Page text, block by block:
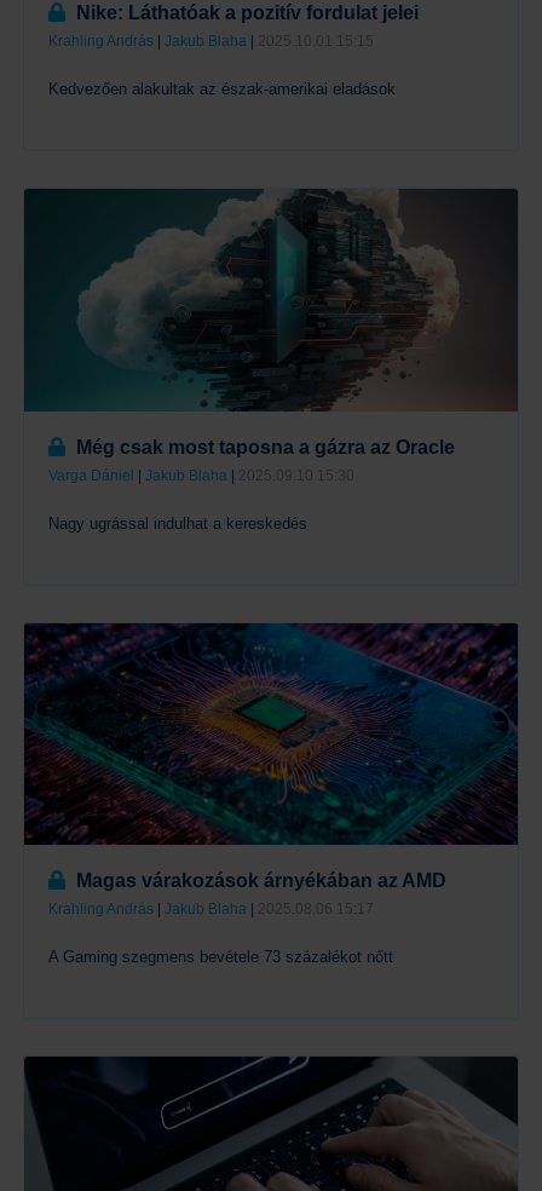
Nike: Láthatóak a pozitív fordulat jelei
Krahling András Jakub Blaha 2025.10.01 15:15
Kedvezően alakultak az észak-amerikai eladások
Még csak most taposna a gázra az Oracle
Varga Dániel | Jakub Blaha | 2025.09.10 15:30
Nagy ugrással indulhat a kereskedés
Magas várakozások árnyékában az AMD
Krahling András Jakub Blaha 2025.08.06 15:17
A Gaming szegmens bevétele 73 százalékot nőtt